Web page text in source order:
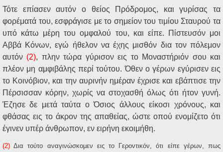
Τότε επίασεν αυτόν ο θείος Πρόδρομος, και γυρίσας τα
φορέματά του, εσφράγισε με το σημείον του τιμίου Σταυρού τα
υπό κάτω μέρη του ομφαλού του, και είπε. Πίστευσόν μοι
Αββά Κόνων, εγώ ήθελον να έχης μισθόν δια τον πόλεμον
αυτόν (2), πλην τώρα γύρισον εις το Μοναστήριόν σου και
πλέον μη αμφιβάλης περί τούτου. Όθεν ο γέρων εγύρισεν εις
το Κοινόβιον, και την αυρινήν ημέραν έχρισε και εβάπτισε την
Πέρσισσαν κόρην, χωρίς να στοχασθή όλως ότι ήτον γυνή.
Έζησε δε μετά ταύτα ο Όσιος άλλους είκοσι χρόνους, και
φθάσας εις το άκρον της απαθείας, ώστε οπού ενομίζετο ότι
έγινεν υπέρ άνθρωπον, εν ειρήνη εκοιμήθη.
(2)Δια τούτο αναγινώσκομεν εις το Γεροντικόν, ότι είπε γέρων, πως